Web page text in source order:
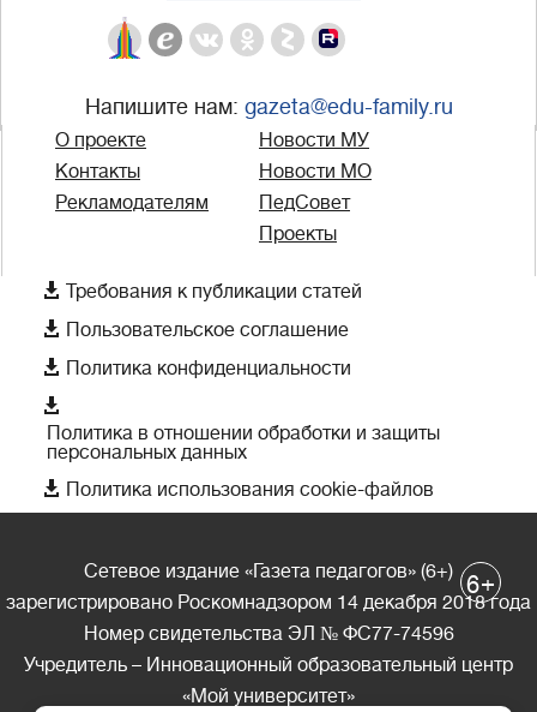
Напишите нам: gazeta@edu-family.ru
О проекте
Контакты
Рекламодателям
Новости МУ
Новости МО
ПедСовет
Проекты
 Требования к публикации статей
 Пользовательское соглашение
 Политика конфиденциальности

Политика в отношении обработки и защиты
персональных данных
 Политика использования cookie-файлов
Сетевое издание «Газета педагогов» (6+)
зарегистрировано Роскомнадзором 14 декабря 2018 года
Номер свидетельства ЭЛ № ФС77-74596
Учредитель – Инновационный образовательный центр
«Мой университет»
6+